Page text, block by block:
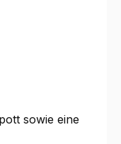
sowie eine